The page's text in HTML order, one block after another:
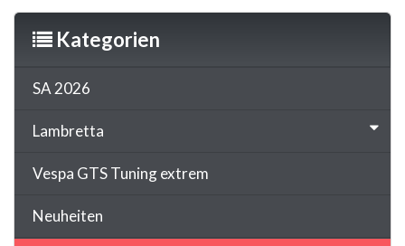
Kategorien
SA 2026
Lambretta
Vespa GTS Tuning extrem
Neuheiten